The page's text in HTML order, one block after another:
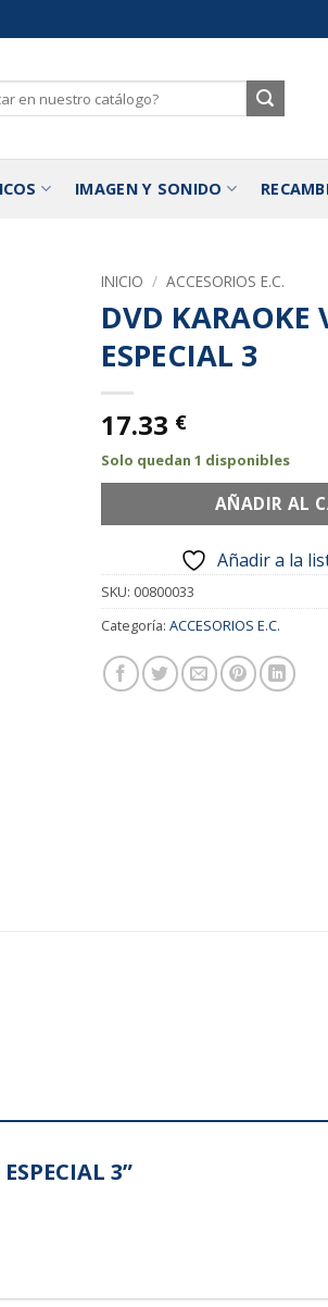
IMAGEN Y SONIDO
INICIO / ACCESORIOS E.C.
DVD KARAOKE
ESPECIAL 3
17.33 €
Solo quedan 1 disponibles
AÑADIR AL
Añadir a la
SKU: 00800033
Categoría: ACCESORIOS E.C.
3”